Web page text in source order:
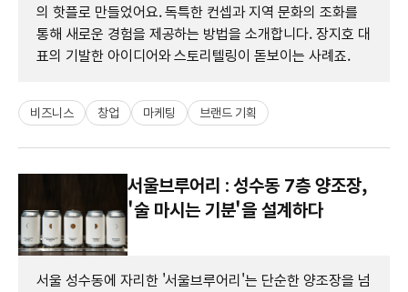
의 핫플로 만들었어요. 독특한 컨셉과 지역 문화의 조화를
통해 새로운 경험을 제공하는 방법을 소개합니다. 장지호 대
표의 기발한 아이디어와 스토리텔링이 돋보이는 사례죠.
비즈니스 창업 마케팅 브랜드 기획
서울브루어리 : 성수동 7층 양조장,
'술 마시는 기분'을 설계하다
서울 성수동에 자리한 '서울브루어리'는 단순한 양조장을 넘